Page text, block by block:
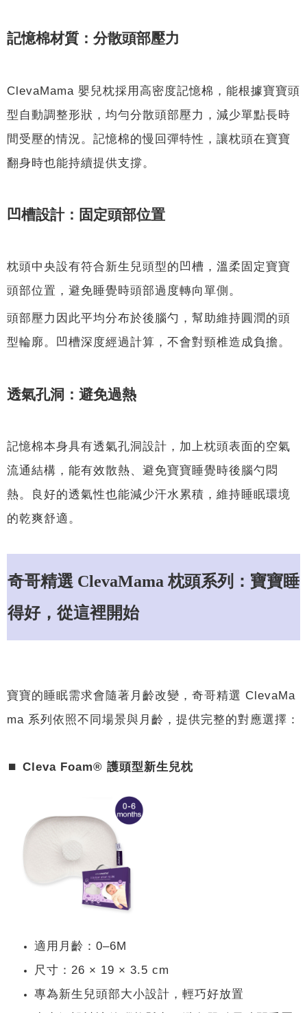
記憶棉材質：分散頭部壓力
ClevaMama 嬰兒枕採用高密度記憶棉，能根據寶寶頭
型自動調整形狀，均勻分散頭部壓力，減少單點長時
間受壓的情況。記憶棉的慢回彈特性，讓枕頭在寶寶
翻身時也能持續提供支撐。
凹槽設計：固定頭部位置
枕頭中央設有符合新生兒頭型的凹槽，溫柔固定寶寶
頭部位置，避免睡覺時頭部過度轉向單側。
頭部壓力因此平均分布於後腦勺，幫助維持圓潤的頭
型輪廓。凹槽深度經過計算，不會對頸椎造成負擔。
透氣孔洞：避免過熱
記憶棉本身具有透氣孔洞設計，加上枕頭表面的空氣
流通結構，能有效散熱、避免寶寶睡覺時後腦勺悶
熱。良好的透氣性也能減少汗水累積，維持睡眠環境
的乾爽舒適。
奇哥精選 ClevaMama 枕頭系列：寶寶睡
得好，從這裡開始
寶寶的睡眠需求會隨著月齡改變，奇哥精選 ClevaMa
ma 系列依照不同場景與月齡，提供完整的對應選擇：
⏹︎ Cleva Foam® 護頭型新生兒枕
適用月齡：0–6M
尺寸：26 × 19 × 3.5 cm
專為新生兒頭部大小設計，輕巧好放置